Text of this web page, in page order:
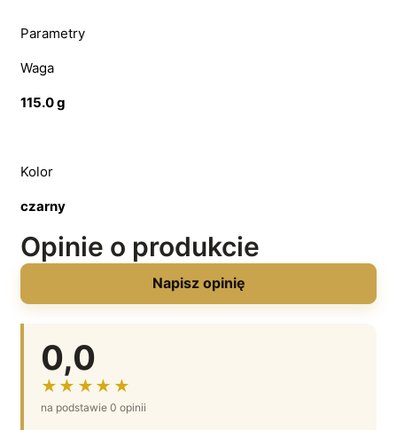
Parametry
Waga
115.0 g
Kolor
czarny
Opinie o produkcie
Napisz opinię
0,0
★★★★★
na podstawie 0 opinii